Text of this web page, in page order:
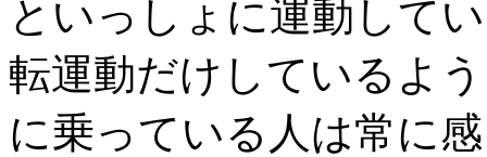
といっしょに運動して
転運動だけしているよ
に乗っている人は常に